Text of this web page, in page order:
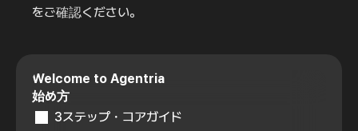
Welcome to Agentria
始め方
3ステップ・コアガイド
をご確認ください。